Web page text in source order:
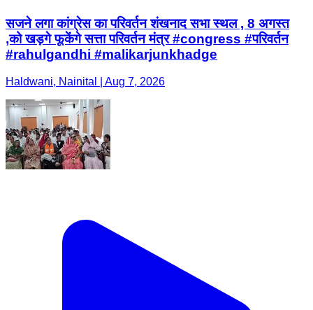
सजने लगा कांग्रेस का परिवर्तन शंखनाद सभा स्थल , 8 अगस्त
,को खड़गे फूकेंगे सत्ता परिवर्तन मंत्र #congress #परिवर्तन
#rahulgandhi #malikarjunkhadge
Haldwani, Nainital | Aug 7, 2026